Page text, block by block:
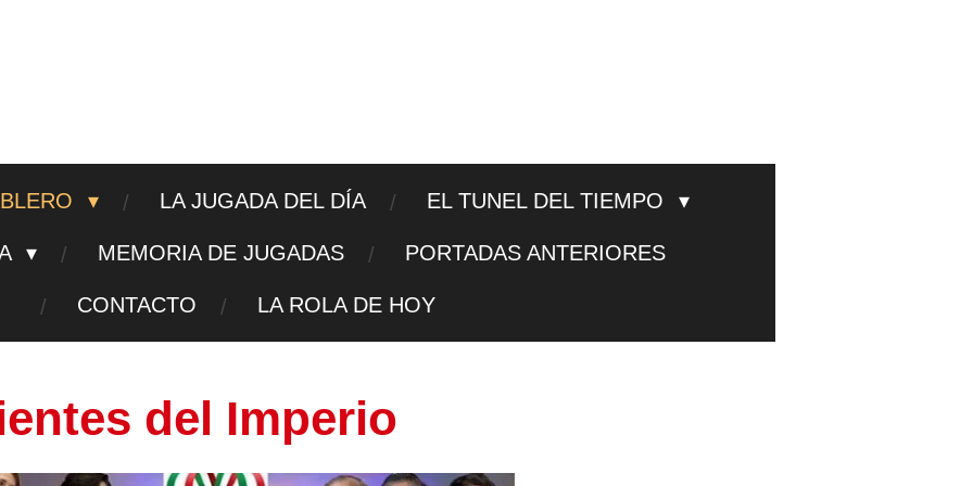
LA JUGADA DEL DÍA EL TUNEL DEL TIEMPO
MEMORIA DE JUGADAS PORTADAS ANTERIORES
CONTACTO LA ROLA DE HOY
del Imperio